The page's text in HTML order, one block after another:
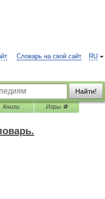
RU
Словарь на свой сайт
Найти!
Книги Игры ⚽